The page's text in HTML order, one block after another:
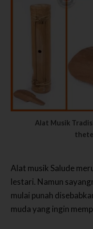
Alat Musik
Alat musik Salude
lestari. Namun
mulai punah
muda yang ingin